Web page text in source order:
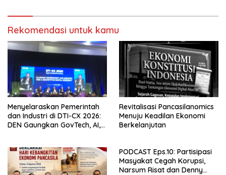
Rekomendasi untuk kamu
Menyelaraskan Pemerintah
dan Industri di DTI-CX 2026:
DEN Gaungkan GovTech, AI,
Kompetitif
Revitalisasi Pancasilanomics
Menuju Keadilan Ekonomi
Berkelanjutan
PODCAST Eps.10: Partisipasi
Masyakat Cegah Korupsi,
Narsum Risat dan Denny